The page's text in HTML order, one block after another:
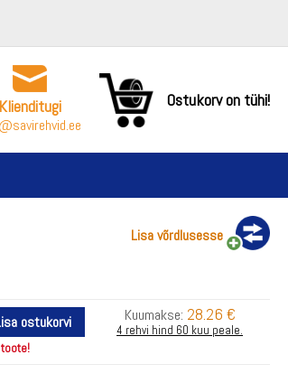
Klienditugi Ostukorv on tühi!
Lisa võrdlusesse
Kuumakse: 28.26 €
4 rehvi hind 60 kuu peale.